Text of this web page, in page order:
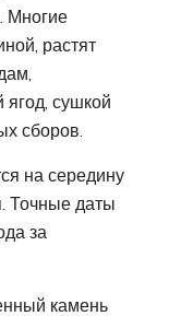
Многие
растят
сушкой
сборов.
на середину
Точные даты
за
камень